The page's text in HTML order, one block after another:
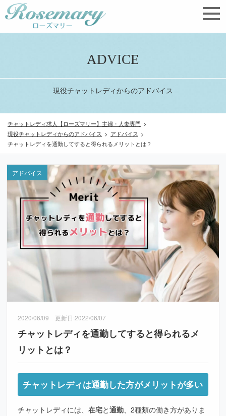
ADVICE
現役チャットレディからのアドバイス
チャットレディ求人【ローズマリー】主婦・人妻専門 >
現役チャットレディからのアドバイス > アドバイス >
チャットレディを通勤してすると得られるメリットとは？
アドバイス
2020/06/09 更新日:2022/06/07
チャットレディを通勤してすると得られるメ
リットとは？
チャットレディは通勤した方がメリットが多い
チャットレディには、在宅と通勤、2種類の働き方がありま